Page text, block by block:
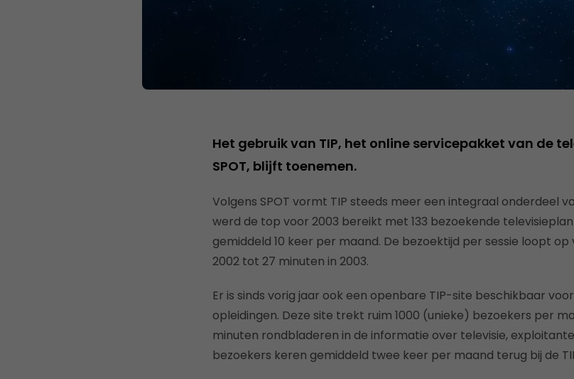
Het gebruik van TIP, het online servicepakket van de
SPOT, blijft toenemen.
Volgens SPOT vormt TIP steeds meer een integraal onderdeel
werd de top voor 2003 bereikt met 133 bezoekende
gemiddeld 10 keer per maand. De bezoektijd per sessie loopt
2002 tot 27 minuten in 2003.
Er is sinds vorig jaar ook een openbare TIP-site beschikbaar
opleidingen. Deze site trekt ruim 1000 (unieke) bezoekers per
minuten rondbladeren in de informatie over televisie,
bezoekers keren gemiddeld twee keer per maand terug bij de